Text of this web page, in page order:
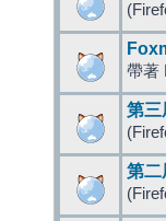
帶著
第三
第二